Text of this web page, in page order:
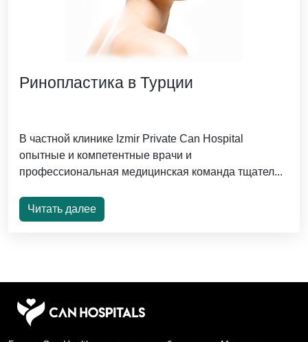
Ринопластика в Турции
В частной клинике Izmir Private Can Hospital
опытные и компетентные врачи и
профессиональная медицинская команда тщател...
Читать далее